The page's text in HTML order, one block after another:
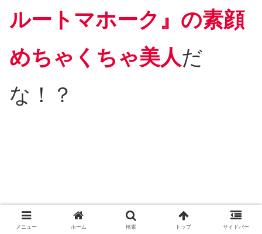
ルートマホーク』の素顔
めちゃくちゃ美人だ
な！？
メニュー ホーム 検索 トップ サイドバー